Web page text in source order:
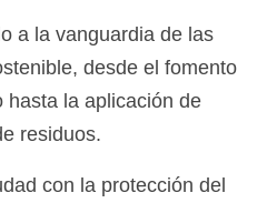
a la vanguardia de las
desde el fomento
hasta la aplicación de
residuos.
con la protección del